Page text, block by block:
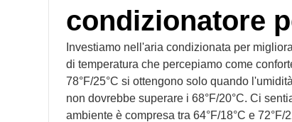
condizionatore
Investiamo nell'aria condizionata per
di temperatura che percepiamo come
78°F/25°C si ottengono solo quando
non dovrebbe superare i 68°F/20°C. Ci
ambiente è compresa tra 64°F/18°C e